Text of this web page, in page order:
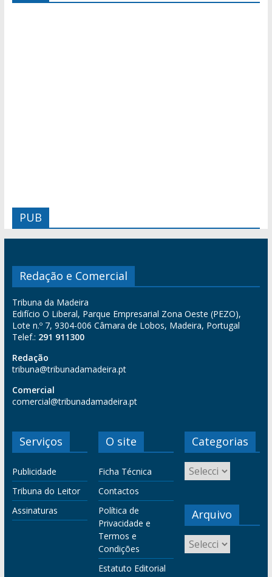
PUB
Redação e Comercial
Tribuna da Madeira
Edifício O Liberal, Parque Empresarial Zona Oeste (PEZO),
Lote n.º 7, 9304-006 Câmara de Lobos, Madeira, Portugal
Telef.: 291 911300
Redação
tribuna@tribunadamadeira.pt
Comercial
comercial@tribunadamadeira.pt
Serviços
Publicidade
Tribuna do Leitor
Assinaturas
O site
Ficha Técnica
Contactos
Política de
Privacidade e
Termos e
Condições
Estatuto Editorial
Categorias
Arquivo